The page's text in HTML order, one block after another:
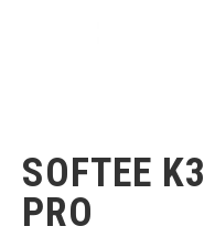
Bildgalerie
springen
SOFTEE
PRO